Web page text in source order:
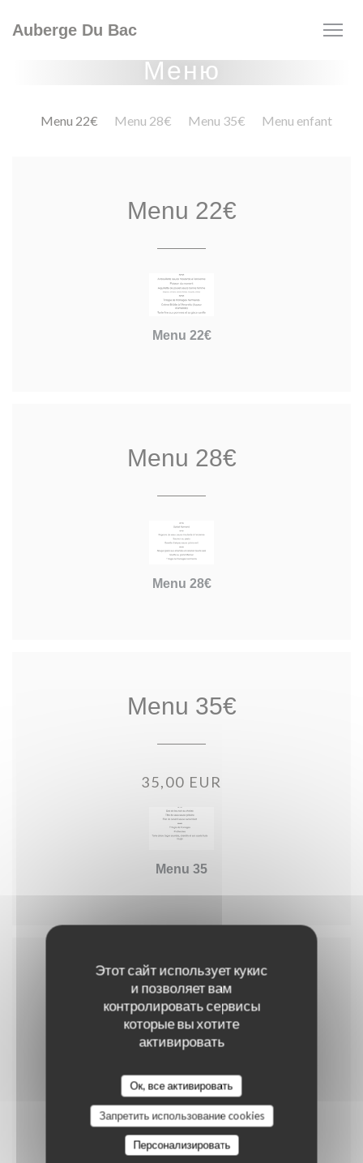
Этот сайт использует кукис
и позволяет вам
контролировать сервисы
которые вы хотите
активировать
Ок, все активировать
Запретить использование cookies
Персонализировать
Auberge Du Bac
Меню
Menu 22€ Menu 28€ Menu 35€ Menu enfant
Menu 22€
Menu 22€
Menu 28€
Menu 28€
Menu 35€
35,00 EUR
Menu 35
Menu enfant
Menu enfant